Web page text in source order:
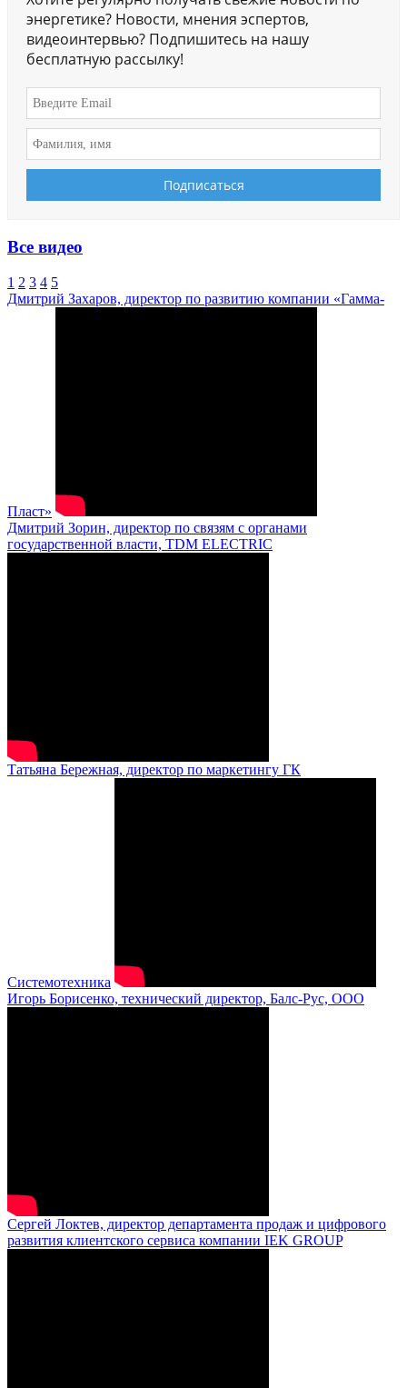
энергетике? Новости, мнения эспертов,
видеоинтервью? Подпишитесь на нашу
бесплатную рассылку!
Все видео
1 2 3 4 5
Дмитрий Захаров, директор по развитию компании «Гамма-
Пласт»
Дмитрий Зорин, директор по связям с органами
государственной власти, TDM ELECTRIC
Татьяна Бережная, директор по маркетингу ГК
Системотехника
Игорь Борисенко, технический директор, Балс-Рус, ООО
Сергей Локтев, директор департамента продаж и цифрового
развития клиентского сервиса компании IEK GROUP